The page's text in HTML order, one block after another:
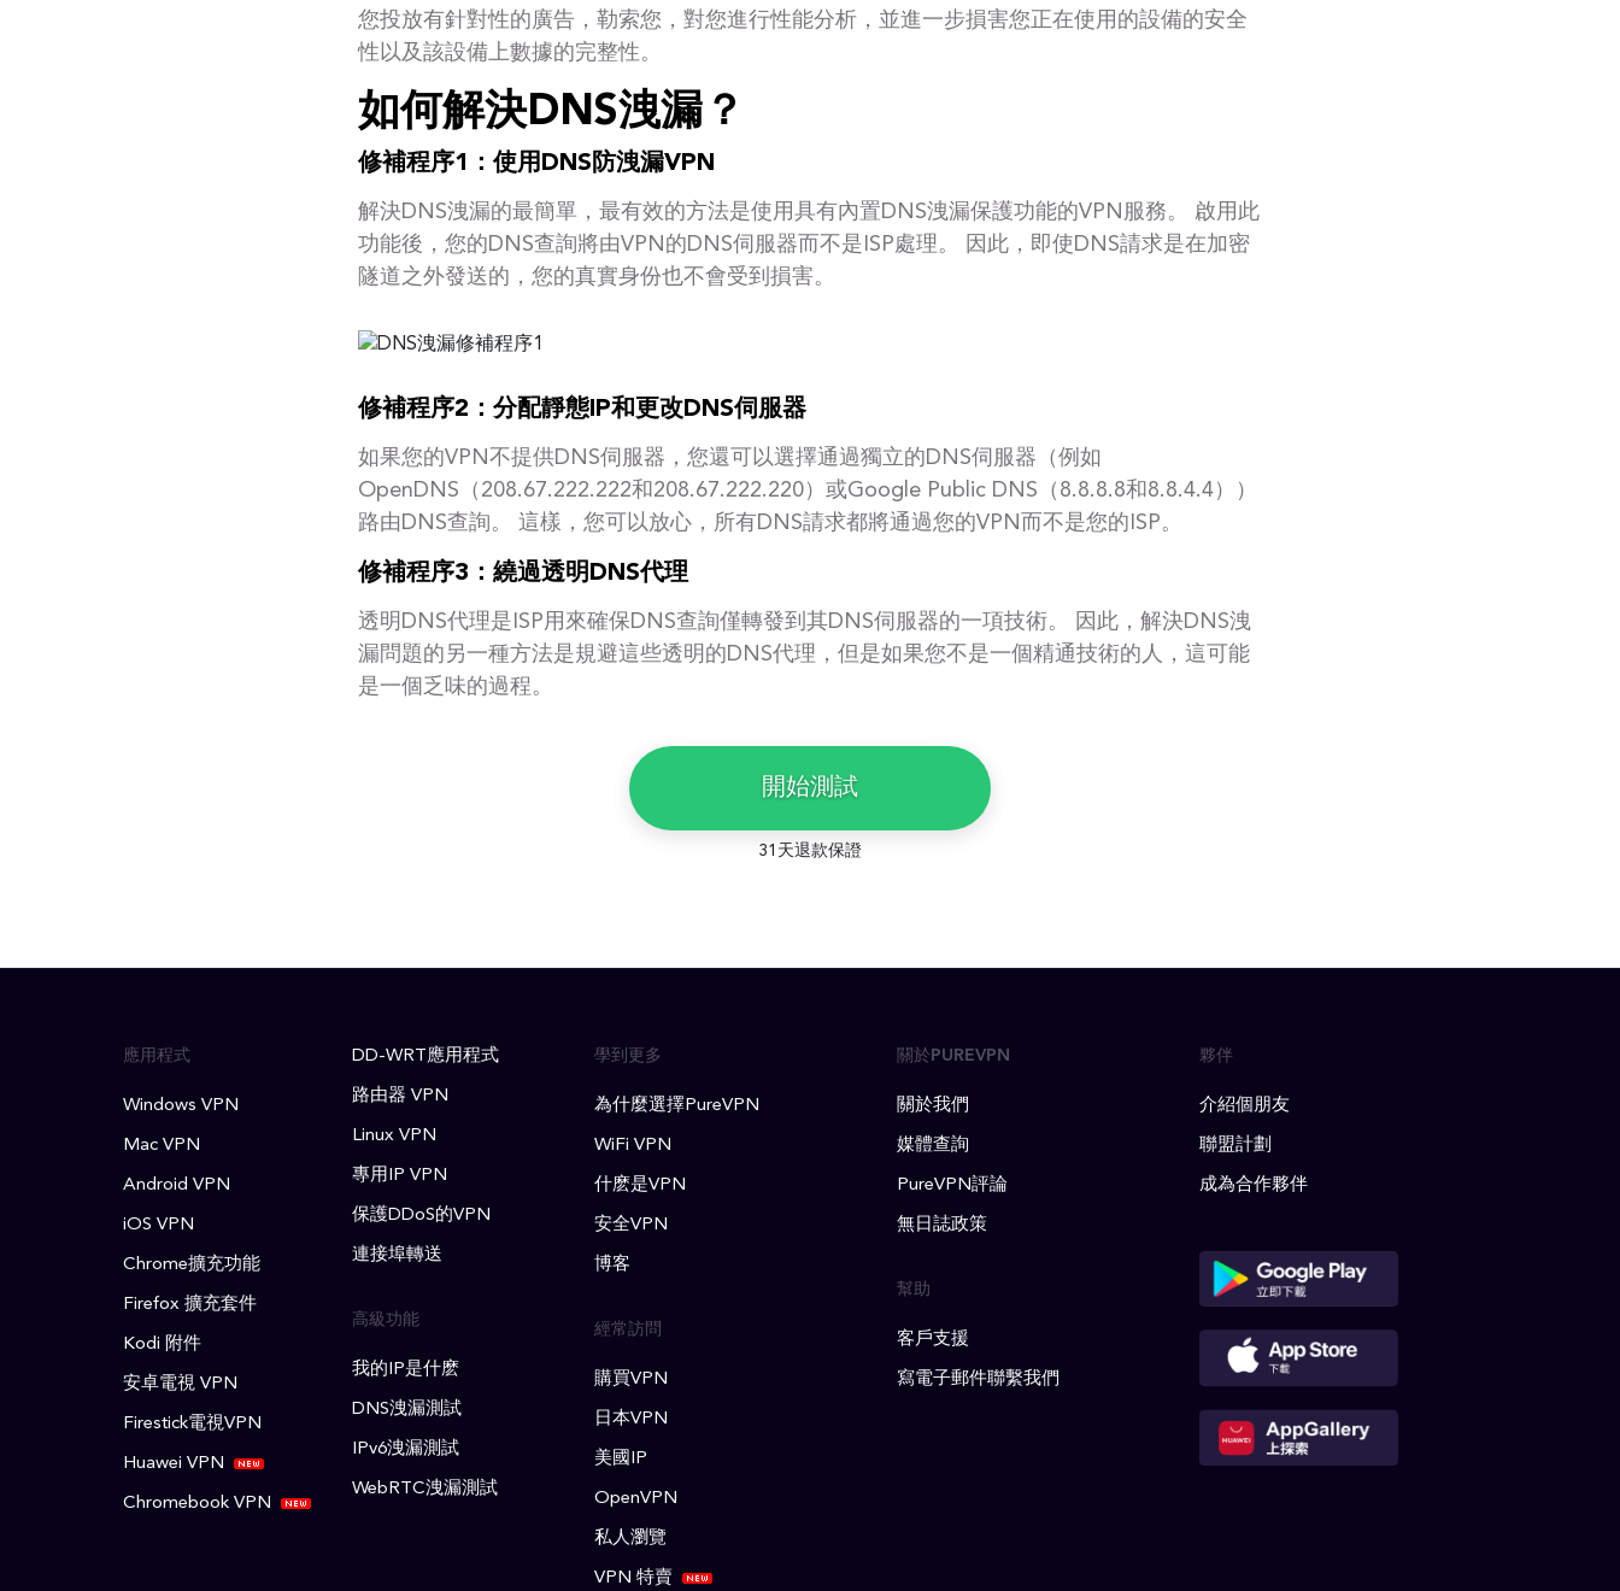
您投放有針對性的廣告，勒索您，對您進行性能分析，並進一步損害您正在使用的設備的安全
性以及該設備上數據的完整性。
如何解決DNS洩漏？
修補程序1：使用DNS防洩漏VPN
解決DNS洩漏的最簡單，最有效的方法是使用具有內置DNS洩漏保護功能的VPN服務。 啟用此
功能後，您的DNS查詢將由VPN的DNS伺服器而不是ISP處理。 因此，即使DNS請求是在加密
隧道之外發送的，您的真實身份也不會受到損害。
修補程序2：分配靜態IP和更改DNS伺服器
如果您的VPN不提供DNS伺服器，您還可以選擇通過獨立的DNS伺服器（例如
OpenDNS（208.67.222.222和208.67.222.220）或Google Public DNS（8.8.8.8和8.8.4.4））
路由DNS查詢。 這樣，您可以放心，所有DNS請求都將通過您的VPN而不是您的ISP。
修補程序3：繞過透明DNS代理
透明DNS代理是ISP用來確保DNS查詢僅轉發到其DNS伺服器的一項技術。 因此，解決DNS洩
漏問題的另一種方法是規避這些透明的DNS代理，但是如果您不是一個精通技術的人，這可能
是一個乏味的過程。
開始測試
31天退款保證
應用程式
Windows VPN
Mac VPN
Android VPN
iOS VPN
Chrome擴充功能
Firefox 擴充套件
Kodi 附件
安卓電視 VPN
Firestick電視VPN
Huawei VPN
Chromebook VPN
DD-WRT應用程式
路由器 VPN
Linux VPN
專用IP VPN
保護DDoS的VPN
連接埠轉送
高級功能
我的IP是什麽
DNS洩漏測試
IPv6洩漏測試
WebRTC洩漏測試
學到更多
為什麼選擇PureVPN
WiFi VPN
什麽是VPN
安全VPN
博客
經常訪問
購買VPN
日本VPN
美國IP
OpenVPN
私人瀏覽
VPN 特賣
關於PUREVPN
關於我們
媒體查詢
PureVPN評論
無日誌政策
幫助
客戶支援
寫電子郵件聯繫我們
夥伴
介紹個朋友
聯盟計劃
成為合作夥伴